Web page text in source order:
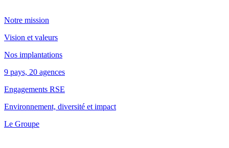
Notre mission
Vision et valeurs
Nos implantations
9 pays, 20 agences
Engagements RSE
Environnement, diversité et impact
Le Groupe